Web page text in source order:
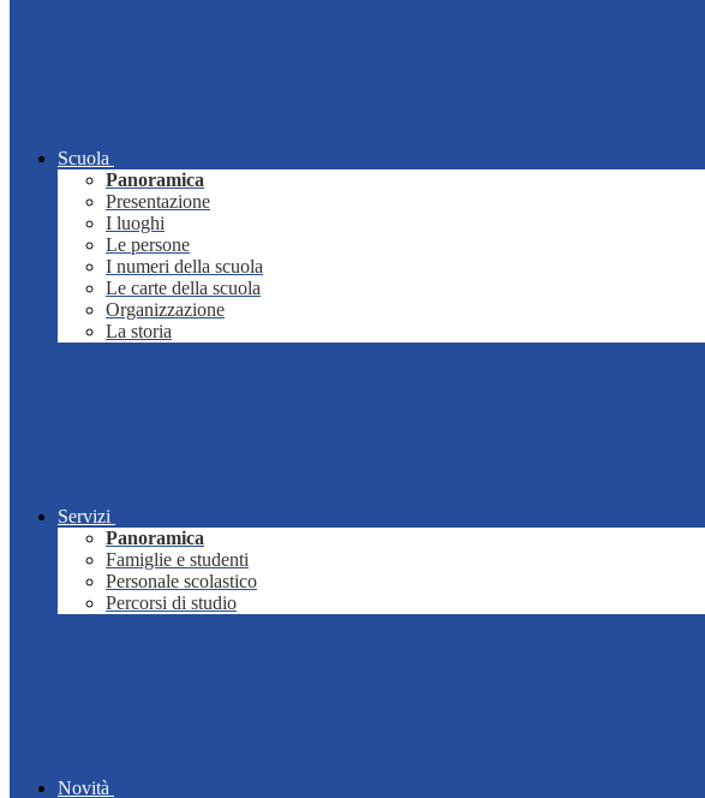
Scuola
Panoramica
Presentazione
I luoghi
Le persone
I numeri della scuola
Le carte della scuola
Organizzazione
La storia
Servizi
Panoramica
Famiglie e studenti
Personale scolastico
Percorsi di studio
Novità